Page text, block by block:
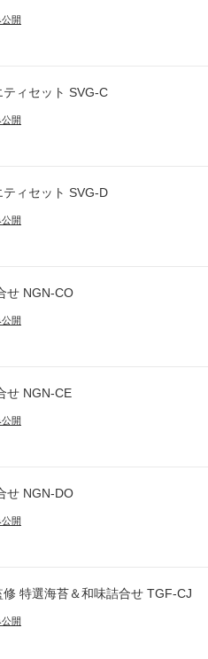
開
ィセット SVG-C
開
ィセット SVG-D
開
せ NGN-CO
開
せ NGN-CE
開
せ NGN-DO
開
修 特選海苔＆和味詰合せ TGF-CJ
開